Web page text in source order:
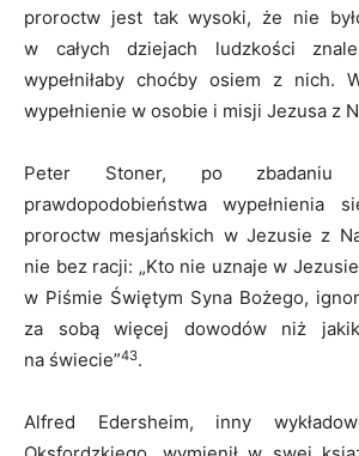
proroctw jest tak wysoki, że nie
w całych dziejach ludzkości
wypełniłaby choćby osiem z nich.
wypełnienie w osobie i misji Jezusa z
Peter Stoner, po zbadaniu
prawdopodobieństwa wypełnienia
proroctw mesjańskich w Jezusie z
nie bez racji: „Kto nie uznaje w
w Piśmie Świętym Syna Bożego,
za sobą więcej dowodów niż
na świecie”43.
Alfred Edersheim, inny